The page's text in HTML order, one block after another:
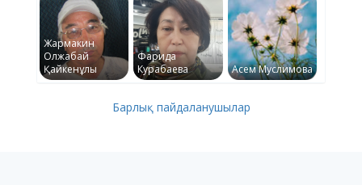
Жармакин
Олжабай
Қайкенұлы
Фарида
Курабаева
Асем Муслимова
Барлық пайдаланушылар